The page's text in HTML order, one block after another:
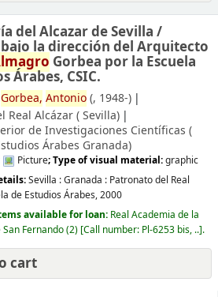
del Alcazar de Sevilla /
bajo la dirección del Arquitecto
Gorbea por la Escuela
Árabes, CSIC.
Gorbea, Antonio(, 1948-)
Real Alcázar (Sevilla)
de Investigaciones Científicas (
Árabes Granada)
Picture; Type of visual material:graphic
Sevilla : Granada : Patronato del Real
de Estudios Árabes,2000
available for loan: Real Academia de la
Fernando(2) Call number: Pl-6253 bis, .. .
cart